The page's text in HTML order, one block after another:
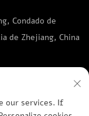
Condado de
de Zhejiang, China
our services. If